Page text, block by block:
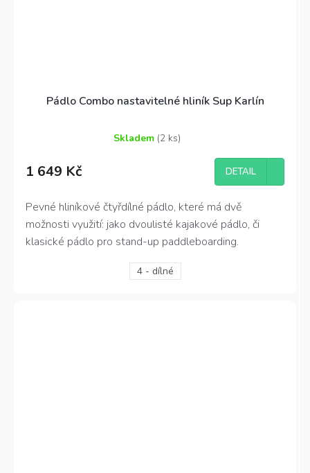
Pádlo Combo nastavitelné hliník Sup Karlín
hodnocení
z
5
hvězdiček.
Skladem (2 ks)
1 649 Kč DETAIL
Pevné hliníkové čtyřdílné pádlo, které má dvě
možnosti využití: jako dvoulisté kajakové pádlo, či
klasické pádlo pro stand-up paddleboarding.
4 - dílné